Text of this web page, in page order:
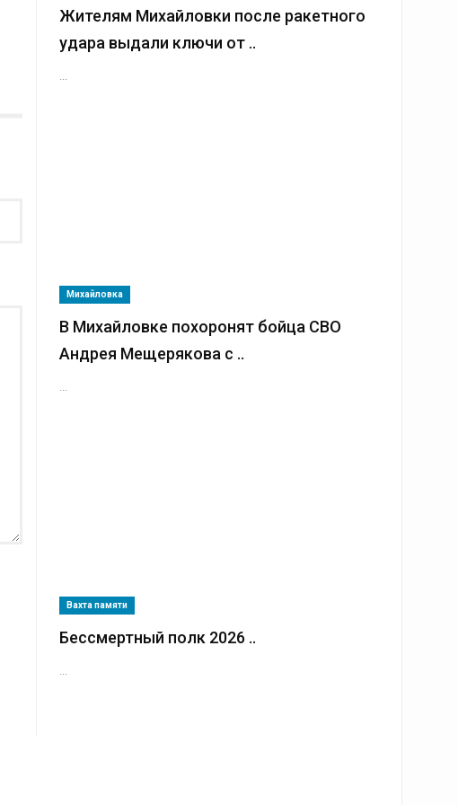
Жителям Михайловки после ракетного
удара выдали ключи от ..
...
Михайловка
В Михайловке похоронят бойца СВО
Андрея Мещерякова с ..
...
Вахта памяти
Бессмертный полк 2026 ..
...